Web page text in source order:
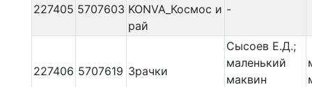
227405 5707603 KONVA_Космос и
рай
-
227406 5707619 Зрачки
Сысоев Е.Д.;
маленький
маквин